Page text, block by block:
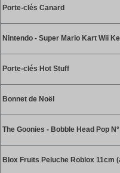
Porte-clés Canard
Nintendo - Super Mario Kart Wii
Porte-clés Hot Stuff
Bonnet de Noël
The Goonies - Bobble Head Pop
Blox Fruits Peluche Roblox 11cm